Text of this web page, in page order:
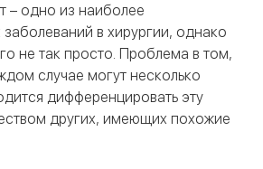
– одно из наиболее
в хирургии, однако
не так просто. Проблема в том,
случае могут несколько
дифференцировать эту
других, имеющих похожие